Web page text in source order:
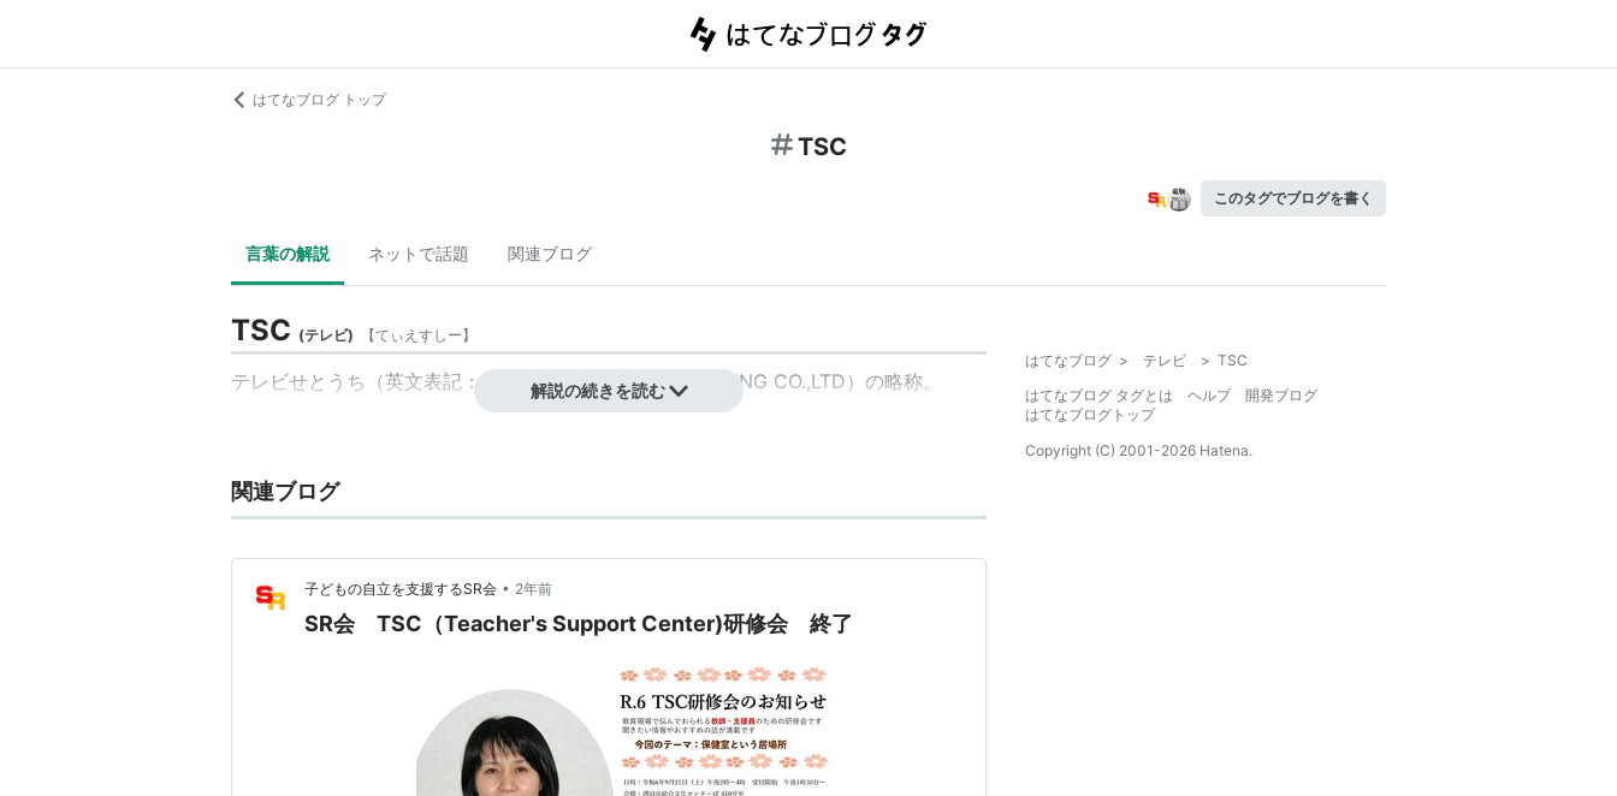
はてなブログ トップ
TSC
このタグでブログを書く
言葉の解説 ネットで話題 関連ブログ
TSC (テレビ) 【てぃえすしー】
テレビせとうち （英文表記：TV SETOUCHI BROADCASTING CO.,LTD）の略称。
解説の続きを読む
関連ブログ
子どもの自立を支援するSR会 • 2年前
SR会 TSC（Teacher's Support Center)研修会 終了
はてなブログ > テレビ > TSC
はてなブログ タグとは
ヘルプ
開発ブログ
はてなブログトップ
Copyright (C) 2001-2026 Hatena.